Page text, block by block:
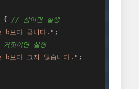
{
// 참이면 실행
b보다 큽니다." ;
짓이면 실행
b보다 크지 않습니다." ;